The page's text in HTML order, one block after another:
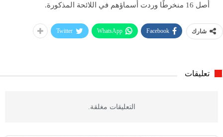
أصل 16 منخرطًا وردت أسماؤهم في اللائحة المذكورة.
شارك Facebook
WhatsApp
Twitter
تعليقات
التعليقات مغلقة.